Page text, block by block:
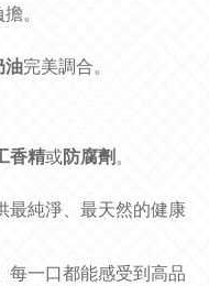
。
油完美調合。
香精或防腐劑。
最純淨、最天然的健康
每一口都能感受到高品